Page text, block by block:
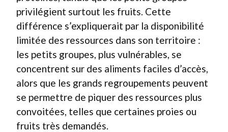
privilégient surtout les fruits. Cette
différence s’expliquerait par la disponibilité
limitée des ressources dans son territoire :
les petits groupes, plus vulnérables, se
concentrent sur des aliments faciles d’accès,
alors que les grands regroupements peuvent
se permettre de piquer des ressources plus
convoitées, telles que certaines proies ou
fruits très demandés.